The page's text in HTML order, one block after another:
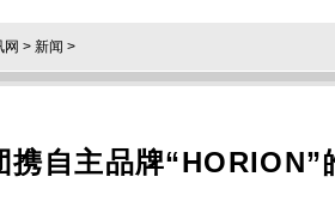
网 > 新闻 >
携自主品牌“HORION”